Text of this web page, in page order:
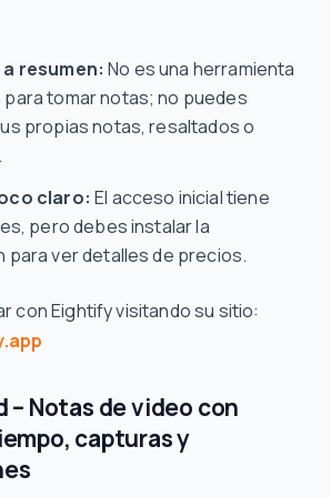
resumen: No es una herramienta
tomar notas; no puedes
propias notas, resaltados o
claro: El acceso inicial tiene
pero debes instalar la
para ver detalles de precios.
con Eightify visitando su sitio:
– Notas de video con
capturas y